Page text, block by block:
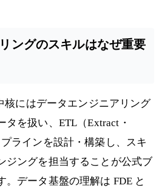
ングのスキルはなぜ重要
核にはデータエンジニアリング
を扱い、ETL（Extract・
ラインを設計・構築し、スキ
ジングを担当することが公式ブ
。データ基盤の理解は FDE と